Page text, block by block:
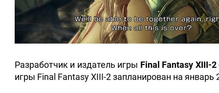
Разработчик и издатель игры Final Fantasy XIII-2
игры Final Fantasy XIII-2 запланирован на январь